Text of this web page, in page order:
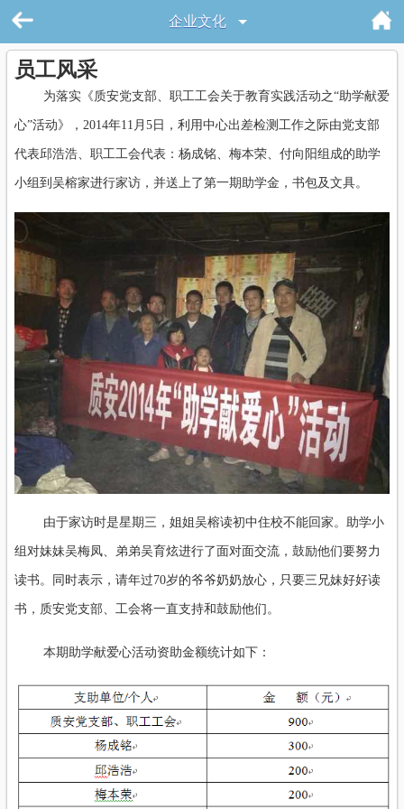
企业文化
员工风采
为落实《质安党支部、职工工会关于教育实践活动之“助学献爱
心”活动》，2014年11月5日，利用中心出差检测工作之际由党支部
代表邱浩浩、职工工会代表：杨成铭、梅本荣、付向阳组成的助学
小组到吴榕家进行家访，并送上了第一期助学金，书包及文具。
由于家访时是星期三，姐姐吴榕读初中住校不能回家。助学小
组对妹妹吴梅凤、弟弟吴育炫进行了面对面交流，鼓励他们要努力
读书。同时表示，请年过70岁的爷爷奶奶放心，只要三兄妹好好读
书，质安党支部、工会将一直支持和鼓励他们。
本期助学献爱心活动资助金额统计如下：